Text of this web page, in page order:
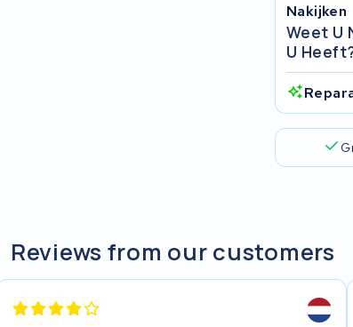
36V
Nakijken
Weet U
U
Reviews from our customers